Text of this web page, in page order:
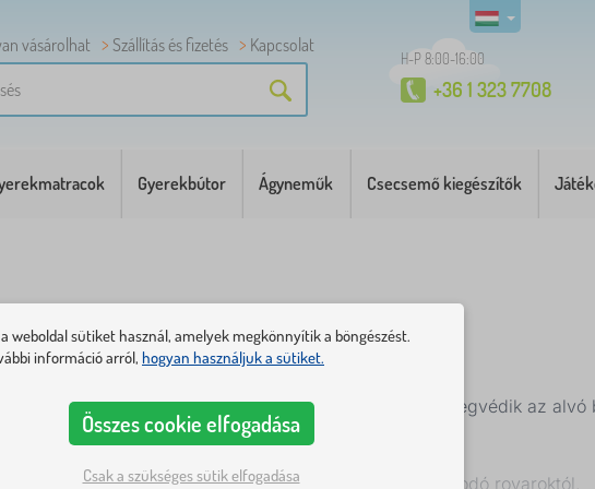
vásárolhat Szállítás és fizetés Kapcsolat
H-P 8:00-16:00
+36 1 323 7708
Gyerekbútor Ágyneműk Csecsemő kiegészítők
fölé, mint a baba álmának gondos őrei. Napközben megvédik az
amelyek megvédik a babákat a betolakodó rovaroktól.
a weboldal sütiket használ, amelyek megkönnyítik a böngészést.
információ arról, hogyan használjuk a sütiket.
Összes cookie elfogadása
Csak a szükséges sütik elfogadása